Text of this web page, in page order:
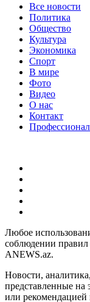
Все новости
Политика
Общество
Культура
Экономика
Спорт
В мире
Фото
Видео
О нас
Контакт
Любое
соблюдении
ANEWS.az.
Новости,
представленные на
или